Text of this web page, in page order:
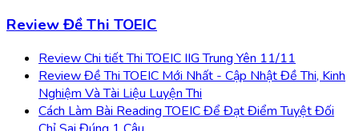
Review Đề Thi TOEIC
Review Chi tiết Thi TOEIC IIG Trung Yên 11/11
Review Đề Thi TOEIC Mới Nhất - Cập Nhật Đề Thi, Kinh
Nghiệm Và Tài Liệu Luyện Thi
Cách Làm Bài Reading TOEIC Để Đạt Điểm Tuyệt Đối